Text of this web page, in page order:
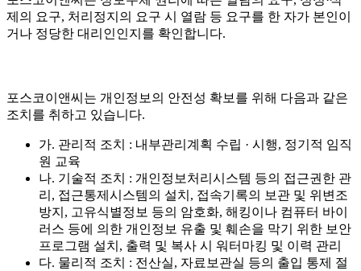
제의 요구, 처리정지의 요구 시 열람 등 요구를 한 자가 본인이
거나 정당한 대리인인지를 확인합니다.
포스코이앤씨는 개인정보의 안전성 확보를 위해 다음과 같은
조치를 취하고 있습니다.
가. 관리적 조치 : 내부관리계획 수립 · 시행, 정기적 임직
원 교육
나. 기술적 조치 : 개인정보처리시스템 등의 접근권한 관
리, 접근통제시스템의 설치, 접속기록의 보관 및 위변조
방지, 고유식별정보 등의 암호화, 해킹이나 컴퓨터 바이
러스 등에 의한 개인정보 유출 및 훼손을 막기 위한 보안
프로그램 설치, 출력 및 복사 시 워터마킹 및 이력 관리
다. 물리적 조치 : 전산실, 자료보관실 등의 출입 통제 절